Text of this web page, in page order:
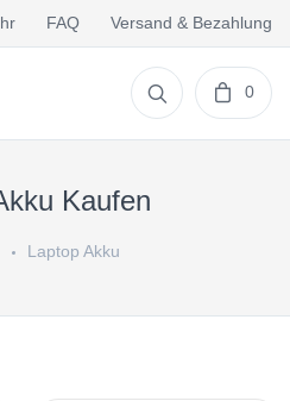
FAQ Versand & Bezahlung
0
Kaufen
Laptop Akku